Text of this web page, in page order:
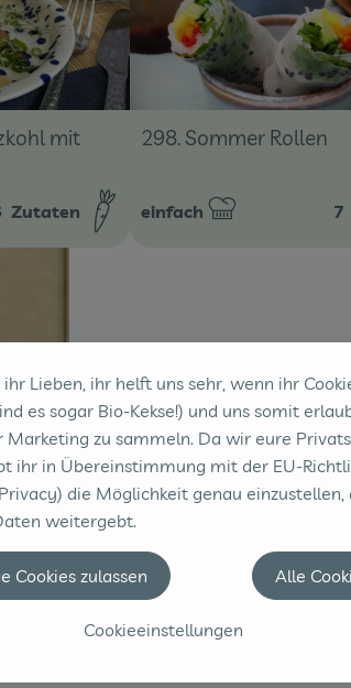
mit
Zutaten
298. Sommer Rollen
Schwierigkeit:
einfach 7
ihr Lieben, ihr helft uns sehr, wenn ihr
es sogar Bio-Kekse!) und uns somit
Marketing zu sammeln. Da wir eure
ihr in Übereinstimmung mit der EU-
die Möglichkeit genau einzustellen,
weitergebt.
Cookieeinstellungen
Cookies zulassen Alle